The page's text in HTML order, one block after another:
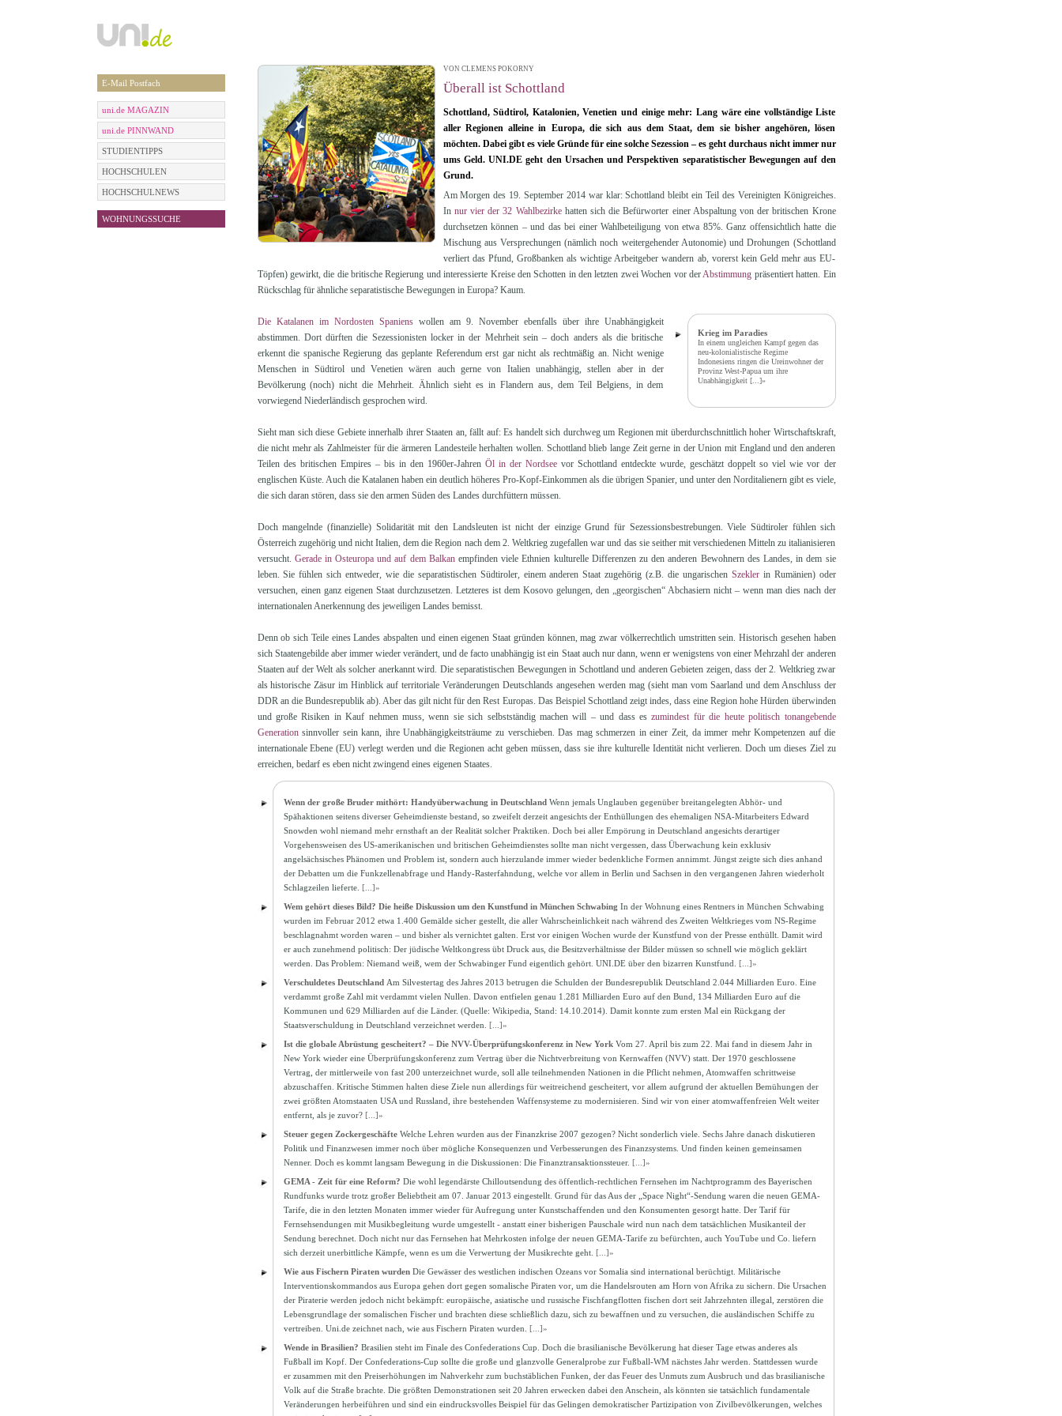
E-Mail Postfach
uni.de MAGAZIN
uni.de PINNWAND
STUDIENTIPPS
HOCHSCHULEN
HOCHSCHULNEWS
WOHNUNGSSUCHE
VON CLEMENS POKORNY
Überall ist Schottland
Schottland, Südtirol, Katalonien, Venetien und einige mehr: Lang wäre eine vollständige Liste
aller Regionen alleine in Europa, die sich aus dem Staat, dem sie bisher angehören, lösen
möchten. Dabei gibt es viele Gründe für eine solche Sezession – es geht durchaus nicht immer nur
ums Geld. UNI.DE geht den Ursachen und Perspektiven separatistischer Bewegungen auf den
Grund.
Am Morgen des 19. September 2014 war klar: Schottland bleibt ein Teil des Vereinigten Königreiches.
In nur vier der 32 Wahlbezirkehatten sich die Befürworter einer Abspaltung von der britischen Krone
durchsetzen können – und das bei einer Wahlbeteiligung von etwa 85%. Ganz offensichtlich hatte die
Mischung aus Versprechungen (nämlich noch weitergehender Autonomie) und Drohungen (Schottland
verliert das Pfund, Großbanken als wichtige Arbeitgeber wandern ab, vorerst kein Geld mehr aus EU-
Töpfen) gewirkt, die die britische Regierung und interessierte Kreise den Schotten in den letzten zwei Wochen vor derAbstimmung präsentiert hatten. Ein
Rückschlag für ähnliche separatistische Bewegungen in Europa? Kaum.
Krieg im Paradies
In einem ungleichen Kampf gegen das
neu-kolonialistische Regime
Indonesiens ringen die Ureinwohner der
Provinz West-Papua um ihre
Unabhängigkeit [...]»
Die Katalanen im Nordosten Spanienswollen am 9. November ebenfalls über ihre Unabhängigkeit
abstimmen. Dort dürften die Sezessionisten locker in der Mehrheit sein – doch anders als die britische
erkennt die spanische Regierung das geplante Referendum erst gar nicht als rechtmäßig an. Nicht wenige
Menschen in Südtirol und Venetien wären auch gerne von Italien unabhängig, stellen aber in der
Bevölkerung (noch) nicht die Mehrheit. Ähnlich sieht es in Flandern aus, dem Teil Belgiens, in dem
vorwiegend Niederländisch gesprochen wird.
Sieht man sich diese Gebiete innerhalb ihrer Staaten an, fällt auf: Es handelt sich durchweg um Regionen mit überdurchschnittlich hoher Wirtschaftskraft,
die nicht mehr als Zahlmeister für die ärmeren Landesteile herhalten wollen. Schottland blieb lange Zeit gerne in der Union mit England und den anderen
Teilen des britischen Empires – bis in den 1960er-Jahren Öl in der Nordsee vor Schottland entdeckte wurde, geschätzt doppelt so viel wie vor der
englischen Küste. Auch die Katalanen haben ein deutlich höheres Pro-Kopf-Einkommen als die übrigen Spanier, und unter den Norditalienern gibt es viele,
die sich daran stören, dass sie den armen Süden des Landes durchfüttern müssen.
Doch mangelnde (finanzielle) Solidarität mit den Landsleuten ist nicht der einzige Grund für Sezessionsbestrebungen. Viele Südtiroler fühlen sich
Österreich zugehörig und nicht Italien, dem die Region nach dem 2. Weltkrieg zugefallen war und das sie seither mit verschiedenen Mitteln zu italianisieren
versucht. Gerade in Osteuropa und auf dem Balkanempfinden viele Ethnien kulturelle Differenzen zu den anderen Bewohnern des Landes, in dem sie
leben. Sie fühlen sich entweder, wie die separatistischen Südtiroler, einem anderen Staat zugehörig (z.B. die ungarischen Szeklerin Rumänien) oder
versuchen, einen ganz eigenen Staat durchzusetzen. Letzteres ist dem Kosovo gelungen, den „georgischen“ Abchasiern nicht – wenn man dies nach der
internationalen Anerkennung des jeweiligen Landes bemisst.
Denn ob sich Teile eines Landes abspalten und einen eigenen Staat gründen können, mag zwar völkerrechtlich umstritten sein. Historisch gesehen haben
sich Staatengebilde aber immer wieder verändert, und de facto unabhängig ist ein Staat auch nur dann, wenn er wenigstens von einer Mehrzahl der anderen
Staaten auf der Welt als solcher anerkannt wird. Die separatistischen Bewegungen in Schottland und anderen Gebieten zeigen, dass der 2. Weltkrieg zwar
als historische Zäsur im Hinblick auf territoriale Veränderungen Deutschlands angesehen werden mag (sieht man vom Saarland und dem Anschluss der
DDR an die Bundesrepublik ab). Aber das gilt nicht für den Rest Europas. Das Beispiel Schottland zeigt indes, dass eine Region hohe Hürden überwinden
und große Risiken in Kauf nehmen muss, wenn sie sich selbstständig machen will – und dass eszumindest für die heute politisch tonangebende
Generationsinnvoller sein kann, ihre Unabhängigkeitsträume zu verschieben. Das mag schmerzen in einer Zeit, da immer mehr Kompetenzen auf die
internationale Ebene (EU) verlegt werden und die Regionen acht geben müssen, dass sie ihre kulturelle Identität nicht verlieren. Doch um dieses Ziel zu
erreichen, bedarf es eben nicht zwingend eines eigenen Staates.
Wenn der große Bruder mithört: Handyüberwachung in Deutschland Wenn jemals Unglauben gegenüber breitangelegten Abhör- und
Spähaktionen seitens diverser Geheimdienste bestand, so zweifelt derzeit angesichts der Enthüllungen des ehemaligen NSA-Mitarbeiters Edward
Snowden wohl niemand mehr ernsthaft an der Realität solcher Praktiken. Doch bei aller Empörung in Deutschland angesichts derartiger
Vorgehensweisen des US-amerikanischen und britischen Geheimdienstes sollte man nicht vergessen, dass Überwachung kein exklusiv
angelsächsisches Phänomen und Problem ist, sondern auch hierzulande immer wieder bedenkliche Formen annimmt. Jüngst zeigte sich dies anhand
der Debatten um die Funkzellenabfrage und Handy-Rasterfahndung, welche vor allem in Berlin und Sachsen in den vergangenen Jahren wiederholt
Schlagzeilen lieferte. [...]»
Wem gehört dieses Bild? Die heiße Diskussion um den Kunstfund in München Schwabing In der Wohnung eines Rentners in München Schwabing
wurden im Februar 2012 etwa 1.400 Gemälde sicher gestellt, die aller Wahrscheinlichkeit nach während des Zweiten Weltkrieges vom NS-Regime
beschlagnahmt worden waren – und bisher als vernichtet galten. Erst vor einigen Wochen wurde der Kunstfund von der Presse enthüllt. Damit wird
er auch zunehmend politisch: Der jüdische Weltkongress übt Druck aus, die Besitzverhältnisse der Bilder müssen so schnell wie möglich geklärt
werden. Das Problem: Niemand weiß, wem der Schwabinger Fund eigentlich gehört. UNI.DE über den bizarren Kunstfund. [...]»
Verschuldetes Deutschland Am Silvestertag des Jahres 2013 betrugen die Schulden der Bundesrepublik Deutschland 2.044 Milliarden Euro. Eine
verdammt große Zahl mit verdammt vielen Nullen. Davon entfielen genau 1.281 Milliarden Euro auf den Bund, 134 Milliarden Euro auf die
Kommunen und 629 Milliarden auf die Länder. (Quelle: Wikipedia, Stand: 14.10.2014). Damit konnte zum ersten Mal ein Rückgang der
Staatsverschuldung in Deutschland verzeichnet werden. [...]»
Ist die globale Abrüstung gescheitert? – Die NVV-Überprüfungskonferenz in New York Vom 27. April bis zum 22. Mai fand in diesem Jahr in
New York wieder eine Überprüfungskonferenz zum Vertrag über die Nichtverbreitung von Kernwaffen (NVV) statt. Der 1970 geschlossene
Vertrag, der mittlerweile von fast 200 unterzeichnet wurde, soll alle teilnehmenden Nationen in die Pflicht nehmen, Atomwaffen schrittweise
abzuschaffen. Kritische Stimmen halten diese Ziele nun allerdings für weitreichend gescheitert, vor allem aufgrund der aktuellen Bemühungen der
zwei größten Atomstaaten USA und Russland, ihre bestehenden Waffensysteme zu modernisieren. Sind wir von einer atomwaffenfreien Welt weiter
entfernt, als je zuvor? [...]»
Steuer gegen Zockergeschäfte Welche Lehren wurden aus der Finanzkrise 2007 gezogen? Nicht sonderlich viele. Sechs Jahre danach diskutieren
Politik und Finanzwesen immer noch über mögliche Konsequenzen und Verbesserungen des Finanzsystems. Und finden keinen gemeinsamen
Nenner. Doch es kommt langsam Bewegung in die Diskussionen: Die Finanztransaktionssteuer. [...]»
GEMA - Zeit für eine Reform? Die wohl legendärste Chilloutsendung des öffentlich-rechtlichen Fernsehen im Nachtprogramm des Bayerischen
Rundfunks wurde trotz großer Beliebtheit am 07. Januar 2013 eingestellt. Grund für das Aus der „Space Night“-Sendung waren die neuen GEMA-
Tarife, die in den letzten Monaten immer wieder für Aufregung unter Kunstschaffenden und den Konsumenten gesorgt hatte. Der Tarif für
Fernsehsendungen mit Musikbegleitung wurde umgestellt - anstatt einer bisherigen Pauschale wird nun nach dem tatsächlichen Musikanteil der
Sendung berechnet. Doch nicht nur das Fernsehen hat Mehrkosten infolge der neuen GEMA-Tarife zu befürchten, auch YouTube und Co. liefern
sich derzeit unerbittliche Kämpfe, wenn es um die Verwertung der Musikrechte geht. [...]»
Wie aus Fischern Piraten wurden Die Gewässer des westlichen indischen Ozeans vor Somalia sind international berüchtigt. Militärische
Interventionskommandos aus Europa gehen dort gegen somalische Piraten vor, um die Handelsrouten am Horn von Afrika zu sichern. Die Ursachen
der Piraterie werden jedoch nicht bekämpft: europäische, asiatische und russische Fischfangflotten fischen dort seit Jahrzehnten illegal, zerstören die
Lebensgrundlage der somalischen Fischer und brachten diese schließlich dazu, sich zu bewaffnen und zu versuchen, die ausländischen Schiffe zu
vertreiben. Uni.de zeichnet nach, wie aus Fischern Piraten wurden. [...]»
Wende in Brasilien? Brasilien steht im Finale des Confederations Cup. Doch die brasilianische Bevölkerung hat dieser Tage etwas anderes als
Fußball im Kopf. Der Confederations-Cup sollte die große und glanzvolle Generalprobe zur Fußball-WM nächstes Jahr werden. Stattdessen wurde
er zusammen mit den Preiserhöhungen im Nahverkehr zum buchstäblichen Funken, der das Feuer des Unmuts zum Ausbruch und das brasilianische
Volk auf die Straße brachte. Die größten Demonstrationen seit 20 Jahren erwecken dabei den Anschein, als könnten sie tatsächlich fundamentale
Veränderungen herbeiführen und sind ein eindrucksvolles Beispiel für das Gelingen demokratischer Partizipation von Zivilbevölkerungen, welches